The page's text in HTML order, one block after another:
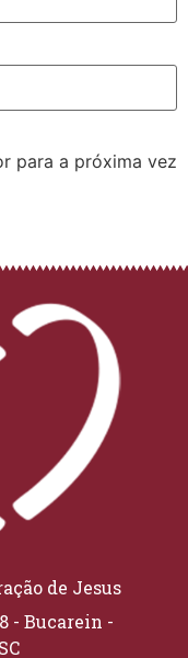
para a próxima vez
de Jesus
- Bucarein -